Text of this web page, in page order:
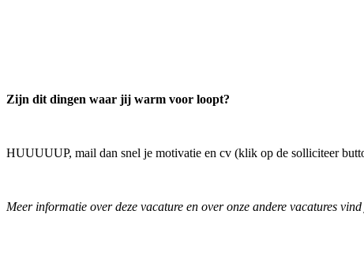
Zijn dit dingen waar jij warm voor loopt?
HUUUUUP, mail dan snel je motivatie en cv (klik op de solliciteer
Meer informatie over deze vacature en over onze andere vacatures